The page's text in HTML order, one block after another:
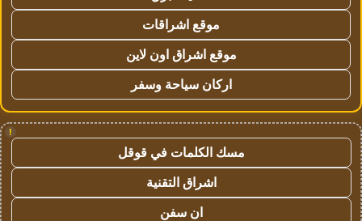
موقع اشراقات
موقع اشراق اون لاين
اركان سياحة وسفر
!
مسك الكلمات في قوقل
اشراق التقنية
ان سفن